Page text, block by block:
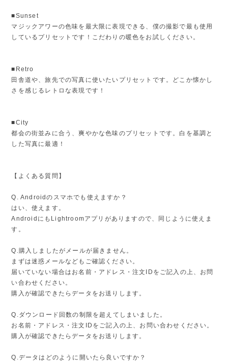
■Sunset
マジックアワーの色味を最大限に表現できる、僕の撮影で最も使用
しているプリセットです！こだわりの暖色をお試しください。
■Retro
田舎道や、旅先での写真に使いたいプリセットです。どこか懐かし
さを感じるレトロな表現です！
■City
都会の街並みに合う、爽やかな色味のプリセットです。白を基調と
した写真に最適！
【よくある質問】
Q. Androidのスマホでも使えますか？
はい、使えます。
AndroidにもLightroomアプリがありますので、同じように使えま
す。
Q.購入しましたがメールが届きません。
まずは迷惑メールなどもご確認ください。
届いていない場合はお名前・アドレス・注文IDをご記入の上、お問
い合わせください。
購入が確認できたらデータをお送りします。
Q.ダウンロード回数の制限を超えてしまいました。
お名前・アドレス・注文IDをご記入の上、お問い合わせください。
購入が確認できたらデータをお送りします。
Q.データはどのように開いたら良いですか？